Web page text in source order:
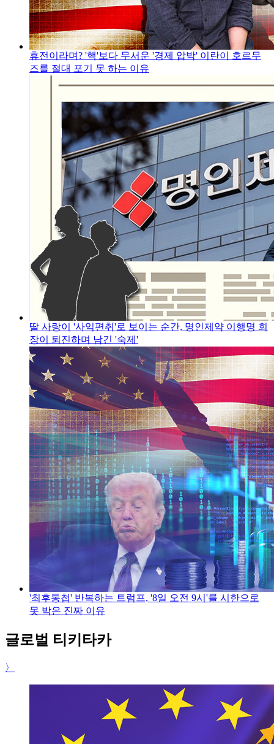
휴전이라며? '핵'보다 무서운 '경제 압박' 이란이 호르무
즈를 절대 포기 못 하는 이유
딸 사랑이 '사익편취'로 보이는 순간, 명인제약 이행명 회
장이 퇴진하며 남긴 '숙제'
'최후통첩' 반복하는 트럼프, '8일 오전 9시'를 시한으로
못 박은 진짜 이유
글로벌 티키타카
〉